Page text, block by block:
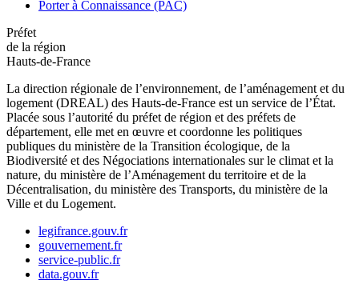
Porter à Connaissance (PAC)
Préfet
de la région
Hauts-de-France
La direction régionale de l’environnement, de l’aménagement et du
logement (DREAL) des Hauts-de-France est un service de l’État.
Placée sous l’autorité du préfet de région et des préfets de
département, elle met en œuvre et coordonne les politiques
publiques du ministère de la Transition écologique, de la
Biodiversité et des Négociations internationales sur le climat et la
nature, du ministère de l’Aménagement du territoire et de la
Décentralisation, du ministère des Transports, du ministère de la
Ville et du Logement.
legifrance.gouv.fr
gouvernement.fr
service-public.fr
data.gouv.fr